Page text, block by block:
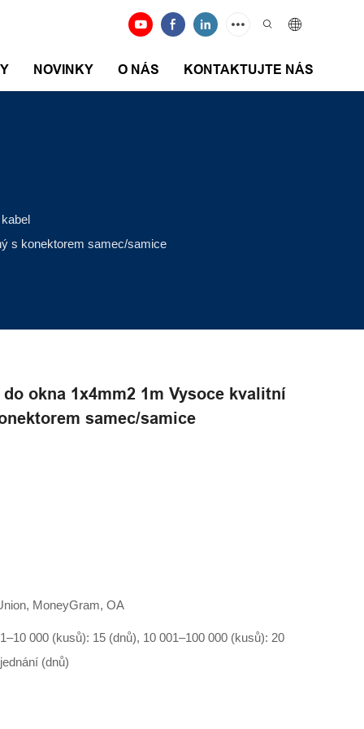
NOVINKY O NÁS KONTAKTUJTE NÁS
s konektorem samec/samice
okna 1x4mm2 1m Vysoce kvalitní
samec/samice
MoneyGram, OA
000 (kusů): 15 (dnů), 10 001–100 000 (kusů): 20
(dnů)